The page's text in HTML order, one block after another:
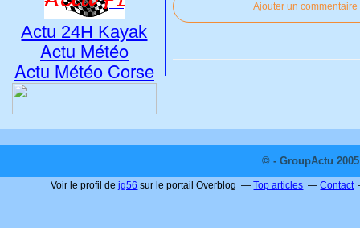
Ajouter un commentaire
Actu 24H Kayak
Actu Météo
Actu Météo Corse
© - GroupActu
Voir le profil dejg56 sur le portail Overblog Top articles Contact